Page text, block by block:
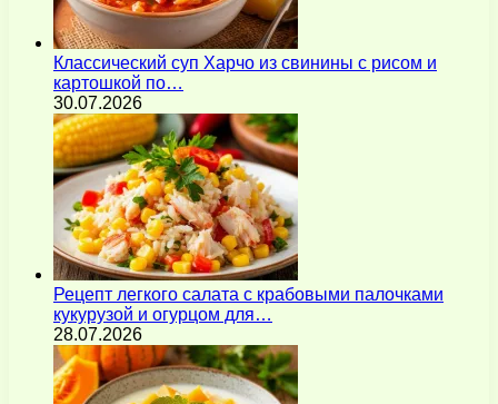
Классический суп Харчо из свинины с рисом и
картошкой по…
30.07.2026
Рецепт легкого салата с крабовыми палочками
кукурузой и огурцом для…
28.07.2026